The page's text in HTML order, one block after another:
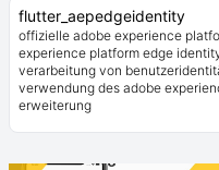
flutter_aepedgeidentity
offizielle adobe experience
experience platform edge
verarbeitung von
verwendung des adobe
erweiterung